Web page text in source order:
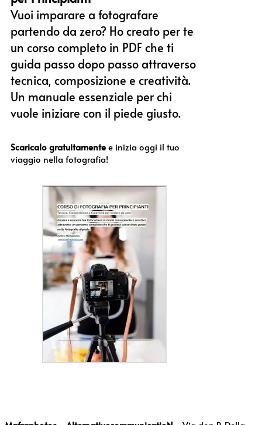
Vuoi imparare a fotografare
partendo da zero? Ho creato per te
un corso completo in PDF che ti
guida passo dopo passo attraverso
tecnica, composizione e creatività.
Un manuale essenziale per chi
vuole iniziare con il piede giusto.
Scaricalo gratuitamentee inizia oggi il tuo
viaggio nella fotografia!